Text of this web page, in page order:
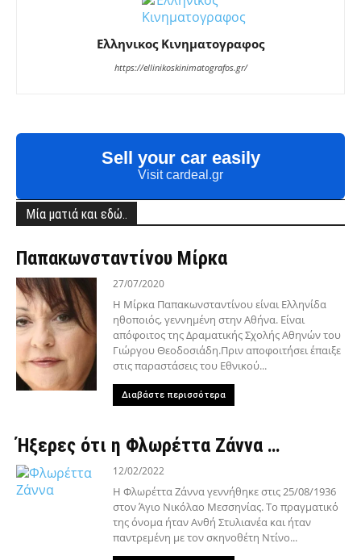
Ελληνικος Κινηματογραφος
https://ellinikoskinimatografos.gr/
Sell your car easily
Visit cardeal.gr
Μία ματιά και εδώ..
Παπακωνσταντίνου Μίρκα
27/07/2020
Η Μίρκα Παπακωνσταντίνου είναι Ελληνίδα
ηθοποιός, γεννημένη στην Αθήνα. Είναι
απόφοιτος της Δραματικής Σχολής Αθηνών του
Γιώργου Θεοδοσιάδη.Πριν αποφοιτήσει έπαιξε
στις παραστάσεις του Εθνικού...
Διαβάστε περισσότερα
Ήξερες ότι η Φλωρέττα Ζάννα …
12/02/2022
Η Φλωρέττα Ζάννα γεννήθηκε στις 25/08/1936
στον Άγιο Νικόλαο Μεσσηνίας. Το πραγματικό
της όνομα ήταν Ανθή Στυλιανέα και ήταν
παντρεμένη με τον σκηνοθέτη Ντίνο...